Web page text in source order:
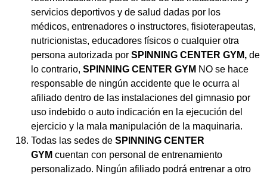
servicios deportivos y de salud dadas por los
médicos, entrenadores o instructores, fisioterapeutas,
nutricionistas, educadores físicos o cualquier otra
persona autorizada por SPINNING CENTER GYM, de
lo contrario, SPINNING CENTER GYM NO se hace
responsable de ningún accidente que le ocurra al
afiliado dentro de las instalaciones del gimnasio por
uso indebido o auto indicación en la ejecución del
ejercicio y la mala manipulación de la maquinaria.
Todas las sedes de SPINNING CENTER
GYM cuentan con personal de entrenamiento
personalizado. Ningún afiliado podrá entrenar a otro